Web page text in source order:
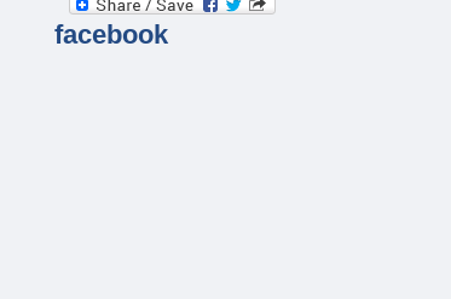
facebook